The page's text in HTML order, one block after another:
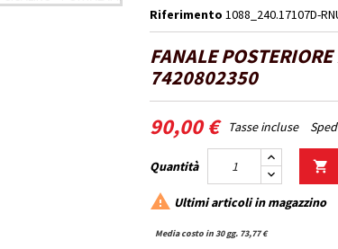
Riferimento 1088_240.17107D-
FANALE
7420802350
90,00 € Tasse incluse
Quantità 
 Ultimi articoli in magazzino
Media costo in 30 gg. 73,77 €